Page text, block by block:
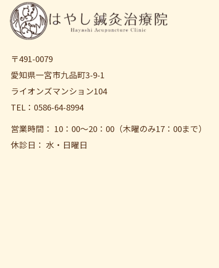
〒491-0079
愛知県一宮市九品町3-9-1
ライオンズマンション104
TEL：0586-64-8994
営業時間： 10：00〜20：00（木曜のみ17：00まで）
休診日： 水・日曜日